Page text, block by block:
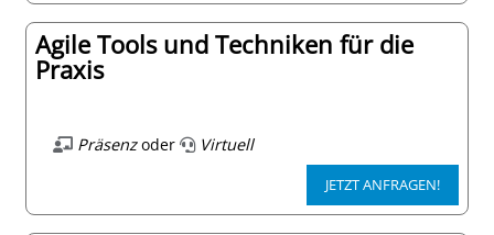
Agile Tools und Techniken für die
Praxis
Präsenzoder Virtuell
JETZT ANFRAGEN!